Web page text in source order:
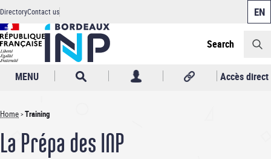
to
main
content
Header
DirectoryContact us
Search
MENU Accès direct
Breadcrumb
Home Training
La Prépa des INP
Cookies management panel